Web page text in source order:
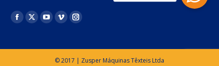
Encontre-nos em:
Facebook
opens
X
opens
YouTube
opens
Vimeo
opens
in
Instagram
opens
in
© 2017 | Zusper Máquinas Têxteis Ltda